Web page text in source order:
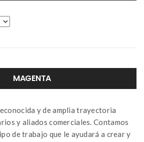
MAGENTA
y de amplia trayectoria
y aliados comerciales. Contamos
de trabajo que le ayudará a crear y